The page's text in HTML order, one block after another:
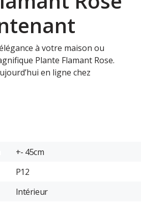
à votre maison ou
Plante Flamant Rose.
en ligne chez
+- 45cm
P12
Intérieur